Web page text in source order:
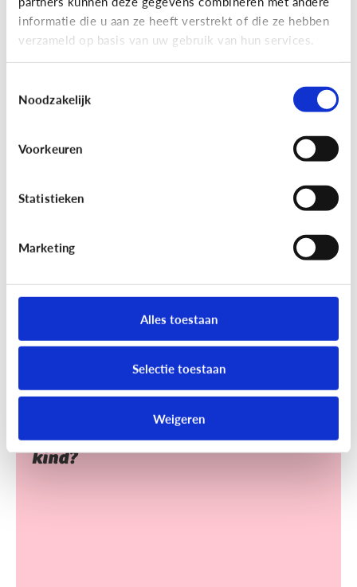
informatie die u aan ze heeft verstrekt of die ze hebben
verzameld op basis van uw gebruik van hun services.
Noodzakelijk
Voorkeuren
Statistieken
Marketing
Alles toestaan
Selectie toestaan
Weigeren
Reclame
reclamegames speelt?
Heeft reclame een invloed op mijn
kind?